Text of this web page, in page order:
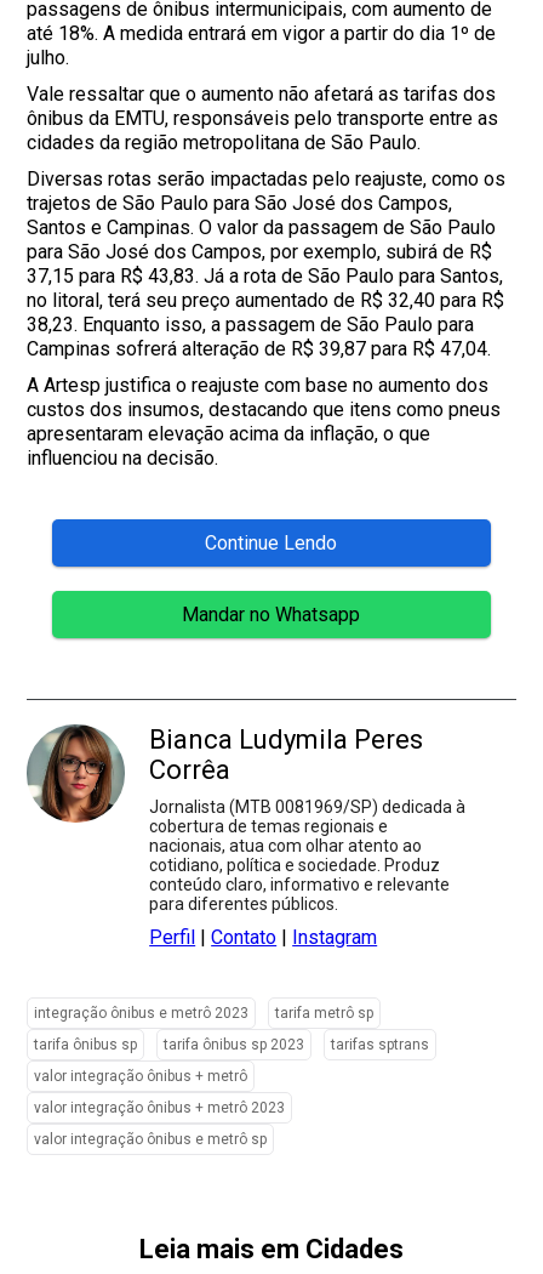
passagens de ônibus intermunicipais, com aumento de
até 18%. A medida entrará em vigor a partir do dia 1º de
julho.
Vale ressaltar que o aumento não afetará as tarifas dos
ônibus da EMTU, responsáveis pelo transporte entre as
cidades da região metropolitana de São Paulo.
Diversas rotas serão impactadas pelo reajuste, como os
trajetos de São Paulo para São José dos Campos,
Santos e Campinas. O valor da passagem de São Paulo
para São José dos Campos, por exemplo, subirá de R$
37,15 para R$ 43,83. Já a rota de São Paulo para Santos,
no litoral, terá seu preço aumentado de R$ 32,40 para R$
38,23. Enquanto isso, a passagem de São Paulo para
Campinas sofrerá alteração de R$ 39,87 para R$ 47,04.
A Artesp justifica o reajuste com base no aumento dos
custos dos insumos, destacando que itens como pneus
apresentaram elevação acima da inflação, o que
influenciou na decisão.
Continue Lendo
Mandar no Whatsapp
Bianca Ludymila Peres
Corrêa
Jornalista (MTB 0081969/SP) dedicada à
cobertura de temas regionais e
nacionais, atua com olhar atento ao
cotidiano, política e sociedade. Produz
conteúdo claro, informativo e relevante
para diferentes públicos.
Perfil |Contato Instagram
integração ônibus e metrô 2023
tarifa metrô sp
tarifa ônibus sp
tarifa ônibus sp 2023
tarifas sptrans
valor integração ônibus + metrô
valor integração ônibus + metrô 2023
valor integração ônibus e metrô sp
Leia mais em Cidades